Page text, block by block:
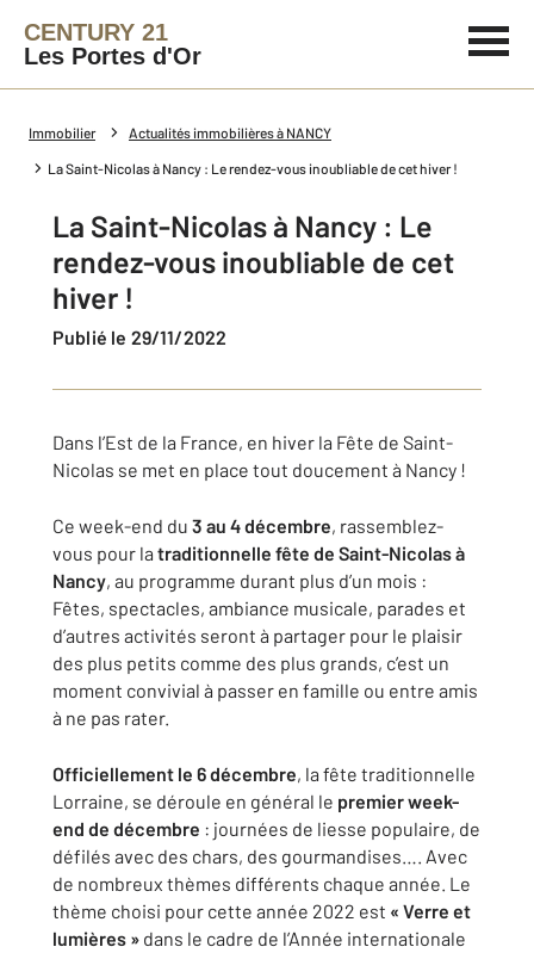
CENTURY 21
Les Portes d'Or
Immobilier Actualités immobilières à NANCY
La Saint-Nicolas à Nancy : Le rendez-vous inoubliable de cet hiver !
La Saint-Nicolas à Nancy : Le
rendez-vous inoubliable de cet
hiver !
Publié le 29/11/2022
Dans l’Est de la France, en hiver la Fête de Saint-
Nicolas se met en place tout doucement à Nancy !
Ce week-end du 3 au 4 décembre, rassemblez-
vous pour la traditionnelle fête de Saint-Nicolas à
Nancy, au programme durant plus d’un mois :
Fêtes, spectacles, ambiance musicale, parades et
d’autres activités seront à partager pour le plaisir
des plus petits comme des plus grands, c’est un
moment convivial à passer en famille ou entre amis
à ne pas rater.
Officiellement le 6 décembre, la fête traditionnelle
Lorraine, se déroule en général le premier week-
end de décembre : journées de liesse populaire, de
défilés avec des chars, des gourmandises…. Avec
de nombreux thèmes différents chaque année. Le
thème choisi pour cette année 2022 est « Verre et
lumières » dans le cadre de l’Année internationale